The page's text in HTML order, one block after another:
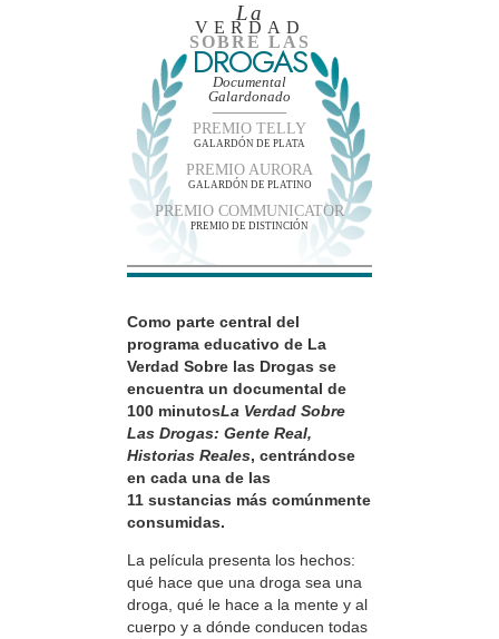
La
VERDAD
SOBRE LAS
DROGAS
Documental
Galardonado
PREMIO TELLY
GALARDÓN DE PLATA
PREMIO AURORA
GALARDÓN DE PLATINO
PREMIO COMMUNICATOR
PREMIO DE DISTINCIÓN
Como parte central del
programa educativo de La
Verdad Sobre las Drogas se
encuentra un documental de
100 minutosLa Verdad Sobre
Las Drogas: Gente Real,
Historias Reales, centrándose
en cada una de las
11 sustancias más comúnmente
consumidas.
La película presenta los hechos:
qué hace que una droga sea una
droga, qué le hace a la mente y al
cuerpo y a dónde conducen todas